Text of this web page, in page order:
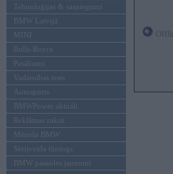
Tehnoloģijas & sasniegumi
BMW Latvijā
MINI
Rolls-Royce
Pasākumi
Vadāmības tests
Autosports
BMWPower aktuāli
Reklāmas raksti
Mēneša BMW
Sērijveida tūnings
BMW pasaules jaunumi